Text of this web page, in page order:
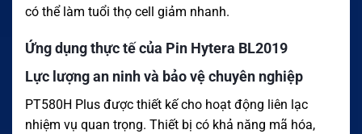
có thể làm tuổi thọ cell giảm nhanh.
Ứng dụng thực tế của Pin Hytera BL2019
Lực lượng an ninh và bảo vệ chuyên nghiệp
PT580H Plus được thiết kế cho hoạt động liên lạc
nhiệm vụ quan trọng. Thiết bị có khả năng mã hóa,